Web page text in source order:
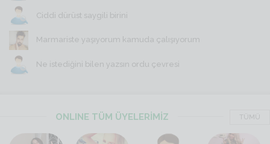
Ciddi dürüst saygili birini
Marmariste yaşıyorum kamuda çalışıyorum
Ne istediğini bilen yazsın ordu çevresi
ONLINE TÜM ÜYELERİMİZ TÜMÜ